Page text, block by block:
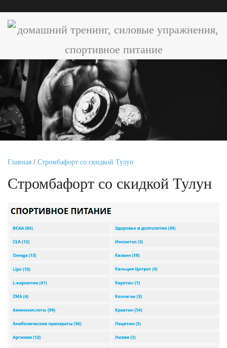
Главная / Стромбафорт со скидкой Тулун
Стромбафорт со скидкой Тулун